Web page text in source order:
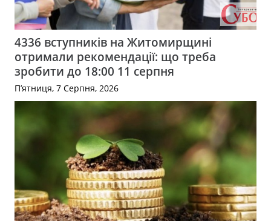
4336 вступників на Житомирщині
отримали рекомендації: що треба
зробити до 18:00 11 серпня
П’ятниця, 7 Серпня, 2026